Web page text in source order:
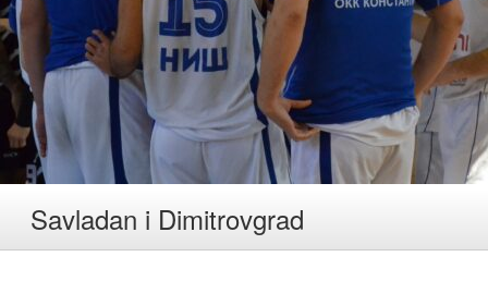
Savladan i Dimitrovgrad